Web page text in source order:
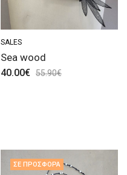
SALES
Sea wood
40.00€ 55.90€
ΣΕ ΠΡΟΣΦΟΡΆ